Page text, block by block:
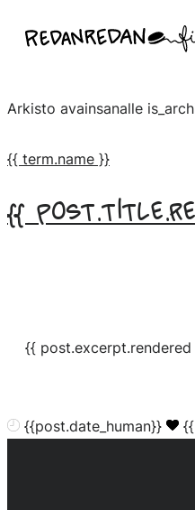
suoraan
Linda Saukko-Rauta, Redanredan Oy
piirrosvideoita
Arkisto avainsanalle
{{ term.name }}
{{
{{ post.excerpt.rendered
{{post.date_human}}